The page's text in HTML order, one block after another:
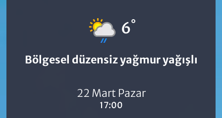
6°
Bölgesel düzensiz yağmur yağışlı
22 Mart Pazar
17:00